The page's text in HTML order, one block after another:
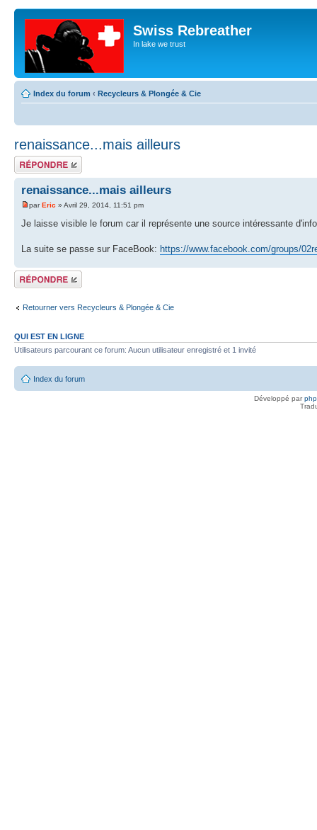
Swiss Rebreather
In lake we trust
Index du forum ‹ Recycleurs & Plongée & Cie
renaissance...mais ailleurs
Répondre
renaissance...mais ailleurs
parEric » Avril 29, 2014, 11:51 pm
Je laisse visible le forum car il représente une source intéressante
La suite se passe sur FaceBook: https://www.facebook.com/groups/
Répondre
Retourner vers Recycleurs & Plongée & Cie
QUI EST EN LIGNE
Utilisateurs parcourant ce forum: Aucun utilisateur enregistré et 1 invité
Index du forum
Développé par